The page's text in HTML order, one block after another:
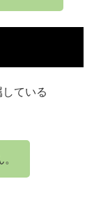
ている